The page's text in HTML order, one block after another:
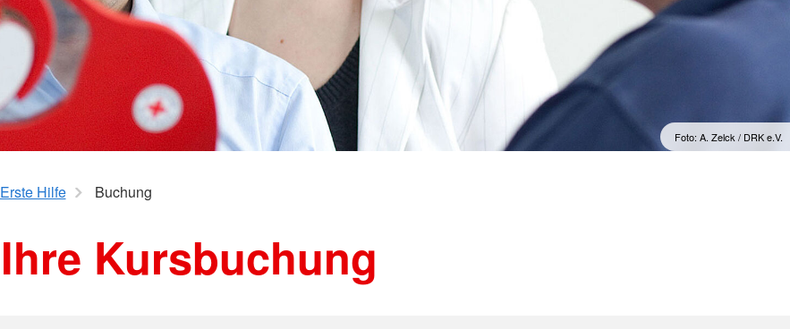
Jugendrotkreuz
Spenden
Psychosoziale Notfallversorgung
Rettungsdienst
Sanitätsdienst (SD)
Rotkreuzdose
Foto: A. Zelck / DRK e.V.
Erste Hilfe Buchung
Ihre Kursbuchung